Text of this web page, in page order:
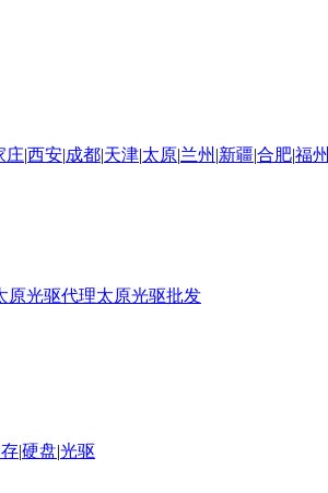
庄|西安|成都|天津|太原|兰州 |新疆|合肥|福州
原光驱代理太原光驱批发
|硬盘|光驱